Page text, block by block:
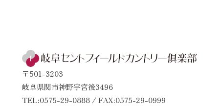
〒501-3203
岐阜県関市神野宇宮後3496
TEL:0575-29-0888 / FAX:0575-29-0999